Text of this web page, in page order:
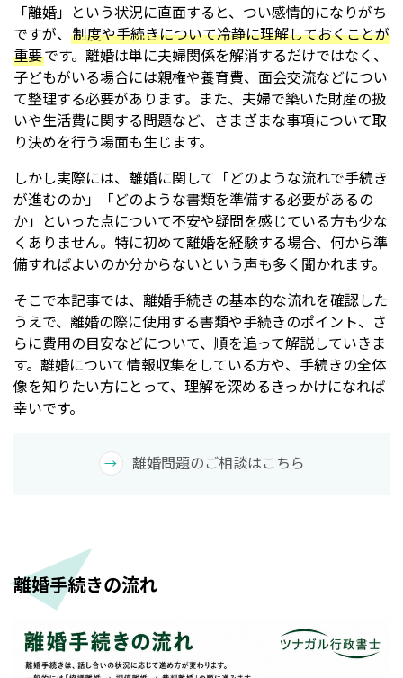
「離婚」という状況に直面すると、つい感情的になりがち
ですが、 制度や手続きについて冷静に理解しておくことが
重要です。離婚は単に夫婦関係を解消するだけではなく、
子どもがいる場合には親権や養育費、面会交流などについ
て整理する必要があります。また、夫婦で築いた財産の扱
いや生活費に関する問題など、さまざまな事項について取
り決めを行う場面も生じます。
しかし実際には、離婚に関して「どのような流れで手続き
が進むのか」「どのような書類を準備する必要があるの
か」といった点について不安や疑問を感じている方も少な
くありません。特に初めて離婚を経験する場合、何から準
備すればよいのか分からないという声も多く聞かれます。
そこで本記事では、離婚手続きの基本的な流れを確認した
うえで、離婚の際に使用する書類や手続きのポイント、さ
らに費用の目安などについて、順を追って解説していきま
す。離婚について情報収集をしている方や、手続きの全体
像を知りたい方にとって、理解を深めるきっかけになれば
幸いです。
離婚問題のご相談はこちら
離婚手続きの流れ